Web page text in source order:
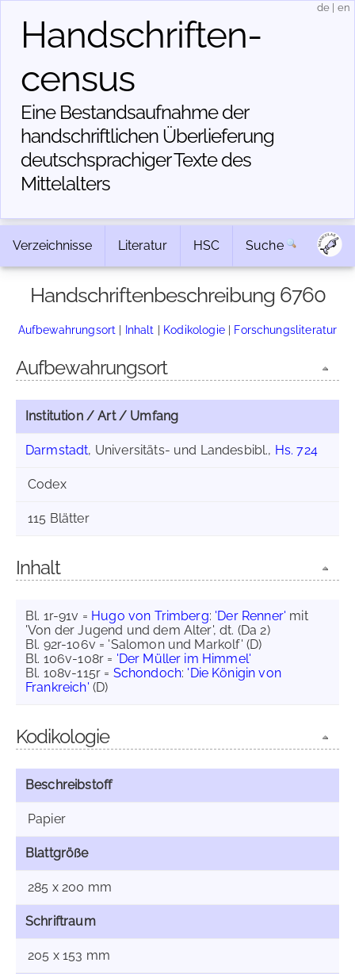
Handschriften­
census
Eine Bestandsaufnahme der
handschriftlichen Über­lieferung
deutschsprachiger Texte des
Mittelalters
de en
Verzeichnisse Literatur HSC Suche
Handschriftenbeschreibung 6760
Aufbewahrungsort | Inhalt | Kodikologie| Forschungsliteratur
Aufbewahrungsort
Institution / Art / Umfang
Darmstadt, Universitäts- und Landesbibl., Hs. 724
Codex
115 Blätter
Inhalt
Bl. 1r-91v = Hugo von Trimberg: 'Der Renner' mit
'Von der Jugend und dem Alter', dt. (Da 2)
Bl. 92r-106v = 'Salomon und Markolf' (D)
Bl. 106v-108r = 'Der Müller im Himmel'
Bl. 108v-115r = Schondoch: 'Die Königin von
Frankreich' (D)
Kodikologie
Beschreibstoff
Papier
Blattgröße
285 x 200 mm
Schriftraum
205 x 153 mm